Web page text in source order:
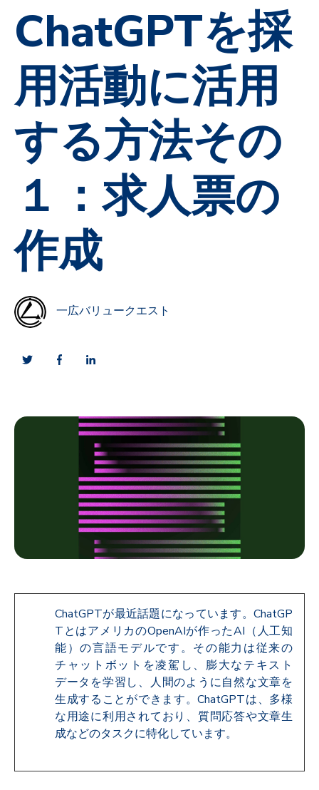
ChatGPTを採
用活動に活用
する方法その
１：求人票の
作成
一広バリュークエスト
ChatGPTが最近話題になっています。ChatGP
TとはアメリカのOpenAIが作ったAI（人工知
能）の言語モデルです。その能力は従来の
チャットボットを凌駕し、膨大なテキスト
データを学習し、人間のように自然な文章を
生成することができます。ChatGPTは、多様
な用途に利用されており、質問応答や文章生
成などのタスクに特化しています。